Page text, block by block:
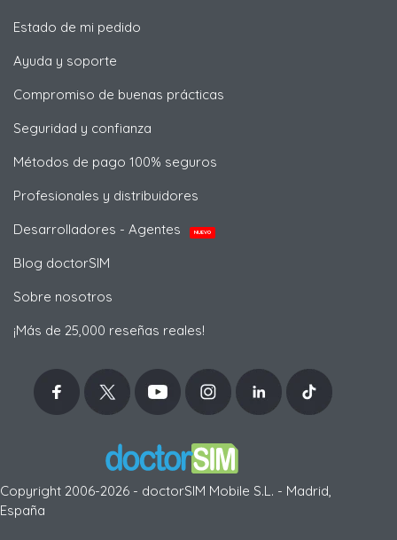
Estado de mi pedido
Ayuda y soporte
Compromiso de buenas prácticas
Seguridad y confianza
Métodos de pago 100% seguros
Profesionales y distribuidores
Desarrolladores - Agentes
NUEVO
Blog doctorSIM
Sobre nosotros
¡Más de 25,000 reseñas reales!
Copyright 2006-2026 - doctorSIM Mobile S.L. - Madrid,
España